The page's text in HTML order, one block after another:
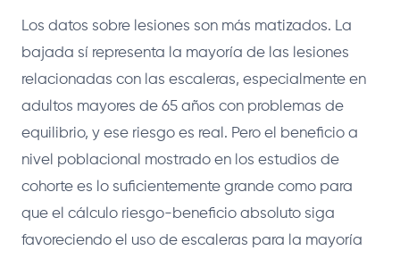
Los datos sobre lesiones son más matizados. La
bajada sí representa la mayoría de las lesiones
relacionadas con las escaleras, especialmente en
adultos mayores de 65 años con problemas de
equilibrio, y ese riesgo es real. Pero el beneficio a
nivel poblacional mostrado en los estudios de
cohorte es lo suficientemente grande como para
que el cálculo riesgo-beneficio absoluto siga
favoreciendo el uso de escaleras para la mayoría